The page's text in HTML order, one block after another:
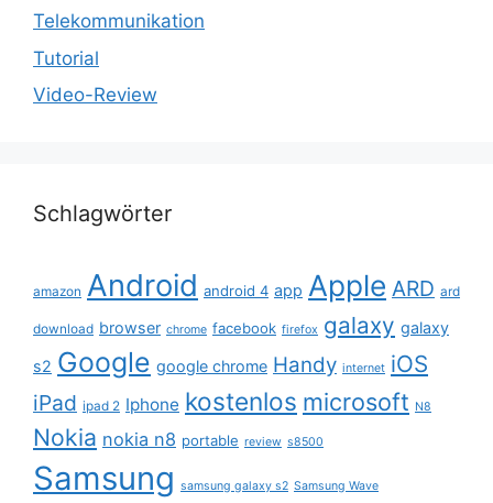
Telekommunikation
Tutorial
Video-Review
Schlagwörter
amazon Android android 4 app Apple ARD ard
download browser chrome facebook firefox galaxy galaxy
s2 Google google chrome Handy internet iOS
iPad ipad 2 Iphone kostenlos microsoft N8
Nokia nokia n8 portable review s8500
Samsung samsung galaxy s2 Samsung Wave